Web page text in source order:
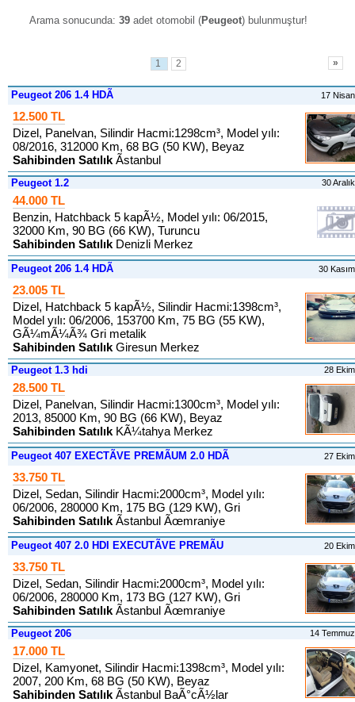
Arama sonucunda: 39adet otomobil (Peugeot) bulunmuştur!
1 2 »
Peugeot 206 1.4 HDÃ 17
12.500 TL
Dizel, Panelvan, Silindir Hacmi:1298cm³, Model yılı:
08/2016, 312000 Km, 68 BG (50 KW), Beyaz
Sahibinden Satılık Ãstanbul
Peugeot 1.2 30
44.000 TL
Benzin, Hatchback 5 kapÃ½, Model yılı: 06/2015,
32000 Km, 90 BG (66 KW), Turuncu
Sahibinden Satılık Denizli Merkez
Peugeot 206 1.4 HDÃ 30
23.005 TL
Dizel, Hatchback 5 kapÃ½, Silindir Hacmi:1398cm³,
Model yılı: 06/2006, 153700 Km, 75 BG (55 KW),
GÃ¼mÃ¼Ã¾ Gri metalik
Sahibinden Satılık Giresun Merkez
Peugeot 1.3 hdi 28
28.500 TL
Dizel, Panelvan, Silindir Hacmi:1300cm³, Model yılı:
2013, 85000 Km, 90 BG (66 KW), Beyaz
Sahibinden Satılık KÃ¼tahya Merkez
Peugeot 407 EXECTÃVE PREMÃUM 2.0 HDÃ 27
33.750 TL
Dizel, Sedan, Silindir Hacmi:2000cm³, Model yılı:
06/2006, 280000 Km, 175 BG (129 KW), Gri
Sahibinden Satılık Ãstanbul Ãœmraniye
Peugeot 407 2.0 HDI EXECUTÃVE PREMÃU 20
33.750 TL
Dizel, Sedan, Silindir Hacmi:2000cm³, Model yılı:
06/2006, 280000 Km, 173 BG (127 KW), Gri
Sahibinden Satılık Ãstanbul Ãœmraniye
Peugeot 206 14
17.000 TL
Dizel, Kamyonet, Silindir Hacmi:1398cm³, Model yılı:
2007, 200 Km, 68 BG (50 KW), Beyaz
Sahibinden Satılık Ãstanbul BaÃ°cÃ½lar